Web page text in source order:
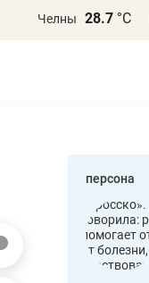
Челны 28.7 °С
персона